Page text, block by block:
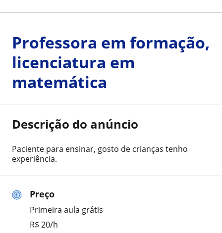
Preço
Primeira aula grátis
R$ 20/h
Professora em formação,
licenciatura em
matemática
Descrição do anúncio
Paciente para ensinar, gosto de crianças tenho
experiência.